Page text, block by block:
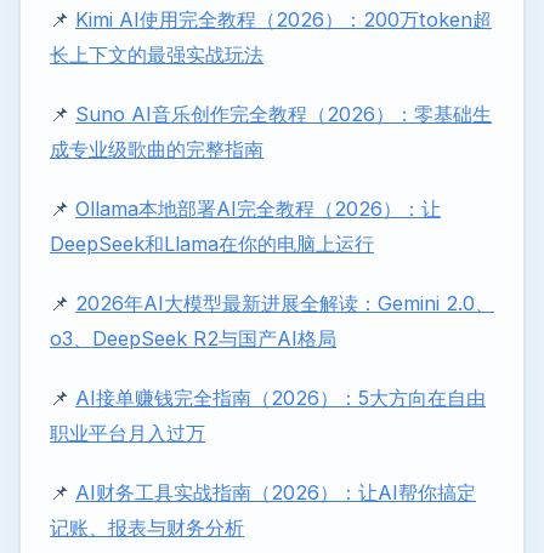
📌 Kimi AI使用完全教程（2026）：200万token超
长上下文的最强实战玩法
📌 Suno AI音乐创作完全教程（2026）：零基础生
成专业级歌曲的完整指南
📌 Ollama本地部署AI完全教程（2026）：让
DeepSeek和Llama在你的电脑上运行
📌 2026年AI大模型最新进展全解读：Gemini 2.0、
o3、DeepSeek R2与国产AI格局
📌 AI接单赚钱完全指南（2026）：5大方向在自由
职业平台月入过万
📌 AI财务工具实战指南（2026）：让AI帮你搞定
记账、报表与财务分析